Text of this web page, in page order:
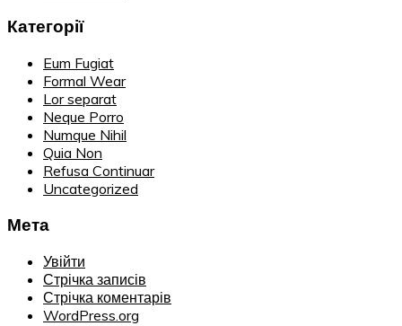
Категорії
Eum Fugiat
Formal Wear
Lor separat
Neque Porro
Numque Nihil
Quia Non
Refusa Continuar
Uncategorized
Мета
Увійти
Стрічка записів
Стрічка коментарів
WordPress.org